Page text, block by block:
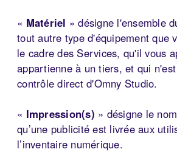
« Matériel » désigne l'ensemble
tout autre type d'équipement que
le cadre des Services, qu'il vous
appartienne à un tiers, et qui
contrôle direct d'Omny Studio.
« Impression(s) » désigne le
qu’une publicité est livrée aux
l’inventaire numérique.